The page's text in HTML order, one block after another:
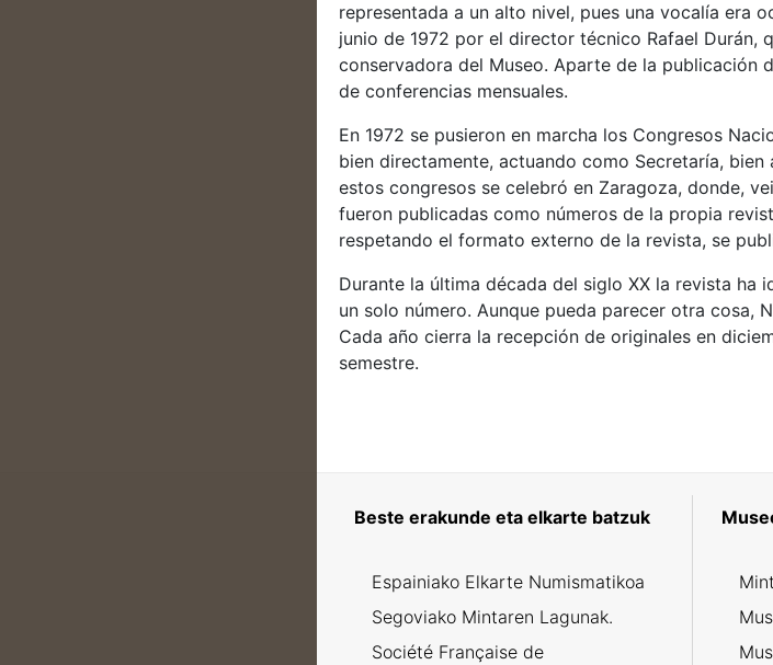
representada a un alto nivel, pues una vocalía era
junio de 1972 por el director técnico Rafael Durán,
conservadora del Museo. Aparte de la publicación
de conferencias mensuales.
En 1972 se pusieron en marcha los Congresos
bien directamente, actuando como Secretaría,
estos congresos se celebró en Zaragoza, donde,
fueron publicadas como números de la propia
respetando el formato externo de la revista, se
Durante la última década del siglo XX la revista ha
un solo número. Aunque pueda parecer otra cosa,
Cada año cierra la recepción de originales en
semestre.
Beste erakunde eta elkarte batzuk
Espainiako Elkarte Numismatikoa
Segoviako Mintaren Lagunak.
Société Française de